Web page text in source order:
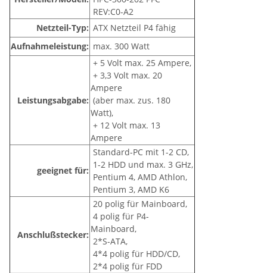
REV:C0-A2
Netzteil-Typ: ATX Netzteil P4 fähig
Aufnahmeleistung: max. 300 Watt
Leistungsabgabe:
+ 5 Volt max. 25 Ampere,
+ 3,3 Volt max. 20
Ampere
(aber max. zus. 180
Watt),
+ 12 Volt max. 13
Ampere
geeignet für:
Standard-PC mit 1-2 CD,
1-2 HDD und max. 3 GHz,
Pentium 4, AMD Athlon,
Pentium 3, AMD K6
Anschlußstecker:
20 polig für Mainboard,
4 polig für P4-
Mainboard,
2*S-ATA,
4*4 polig für HDD/CD,
2*4 polig für FDD